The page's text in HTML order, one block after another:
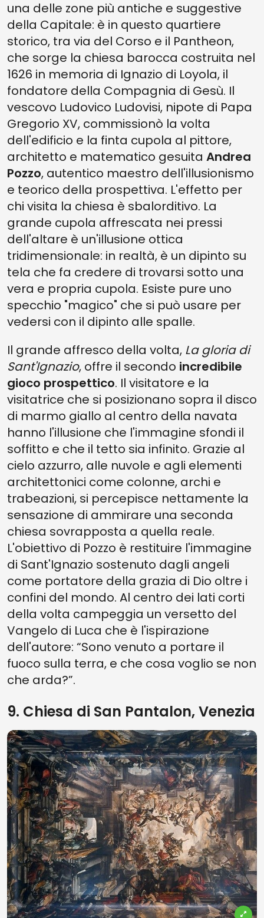
una delle zone più antiche e suggestive
della Capitale: è in questo quartiere
storico, tra via del Corso e il Pantheon,
che sorge la chiesa barocca costruita nel
1626 in memoria di Ignazio di Loyola, il
fondatore della Compagnia di Gesù. Il
vescovo Ludovico Ludovisi, nipote di Papa
Gregorio XV, commissionò la volta
dell'edificio e la finta cupola al pittore,
architetto e matematico gesuita Andrea
Pozzo, autentico maestro dell'illusionismo
e teorico della prospettiva. L'effetto per
chi visita la chiesa è sbalorditivo. La
grande cupola affrescata nei pressi
dell'altare è un'illusione ottica
tridimensionale: in realtà, è un dipinto su
tela che fa credere di trovarsi sotto una
vera e propria cupola. Esiste pure uno
specchio "magico" che si può usare per
vedersi con il dipinto alle spalle.
Il grande affresco della volta, La gloria di
Sant'Ignazio, offre il secondo incredibile
gioco prospettico. Il visitatore e la
visitatrice che si posizionano sopra il disco
di marmo giallo al centro della navata
hanno l'illusione che l'immagine sfondi il
soffitto e che il tetto sia infinito. Grazie al
cielo azzurro, alle nuvole e agli elementi
architettonici come colonne, archi e
trabeazioni, si percepisce nettamente la
sensazione di ammirare una seconda
chiesa sovrapposta a quella reale.
L'obiettivo di Pozzo è restituire l'immagine
di Sant'Ignazio sostenuto dagli angeli
come portatore della grazia di Dio oltre i
confini del mondo. Al centro dei lati corti
della volta campeggia un versetto del
Vangelo di Luca che è l'ispirazione
dell'autore: “Sono venuto a portare il
fuoco sulla terra, e che cosa voglio se non
che arda?”.
9. Chiesa di San Pantalon, Venezia